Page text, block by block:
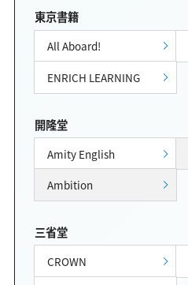
東京書籍
All Aboard!
ENRICH LEARNING
開隆堂
Amity English
Ambition
三省堂
CROWN